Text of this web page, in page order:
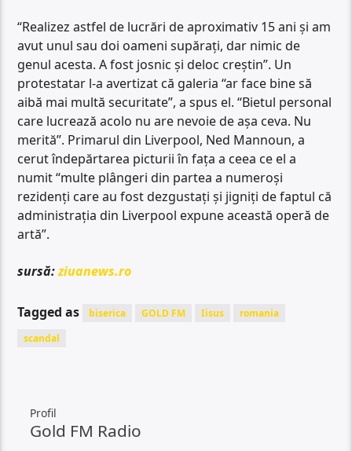
“Realizez astfel de lucrări de aproximativ 15 ani şi am
avut unul sau doi oameni supăraţi, dar nimic de
genul acesta. A fost josnic şi deloc creştin”. Un
protestatar l-a avertizat că galeria “ar face bine să
aibă mai multă securitate”, a spus el. “Bietul personal
care lucrează acolo nu are nevoie de aşa ceva. Nu
merită”. Primarul din Liverpool, Ned Mannoun, a
cerut îndepărtarea picturii în faţa a ceea ce el a
numit “multe plângeri din partea a numeroşi
rezidenţi care au fost dezgustaţi şi jigniţi de faptul că
administraţia din Liverpool expune această operă de
artă”.
sursă:ziuanews.ro
Tagged as biserica GOLD FM Iisus
romania
scandal
Profil
Gold FM Radio